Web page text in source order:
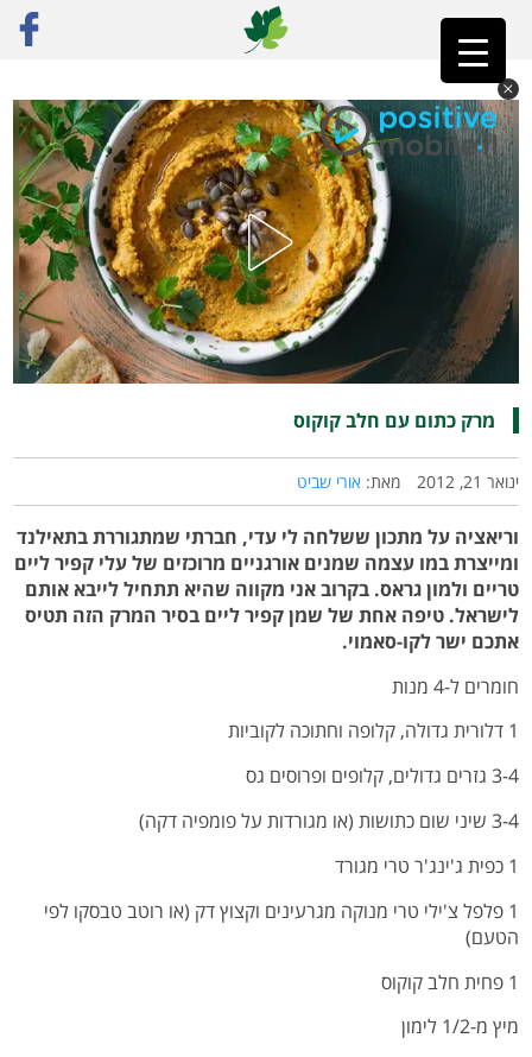
ראשי»רק מתכונים מרק כתום עם חלב קוקוס
מרק כתום עם חלב קוקוס
ינואר 21, 2012 מאת: אורי שביט
וריאציה על מתכון ששלחה לי עדי, חברתי שמתגוררת בתאילנד
ומייצרת במו עצמה שמנים אורגניים מרוכזים של עלי קפיר ליים
טריים ולמון גראס. בקרוב אני מקווה שהיא תתחיל לייבא אותם
לישראל. טיפה אחת של שמן קפיר ליים בסיר המרק הזה תטיס
אתכם ישר לקו-סאמוי.
חומרים ל-4 מנות
1 דלורית גדולה, קלופה וחתוכה לקוביות
3-4 גזרים גדולים, קלופים ופרוסים גס
3-4 שיני שום כתושות (או מגורדות על פומפיה דקה)
1 כפית ג'ינג'ר טרי מגורד
1 פלפל צ'ילי טרי מנוקה מגרעינים וקצוץ דק (או רוטב טבסקו לפי
הטעם)
1 פחית חלב קוקוס
מיץ מ-1/2 לימון